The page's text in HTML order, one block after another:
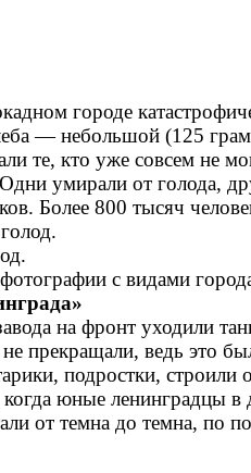
городе
— небольшой (125
те, кто уже совсем не
умирали от голода,
Более 800 тысяч
с видами
на фронт уходили
прекращали, ведь это
подростки,
юные ленинградцы
от темна до темна,